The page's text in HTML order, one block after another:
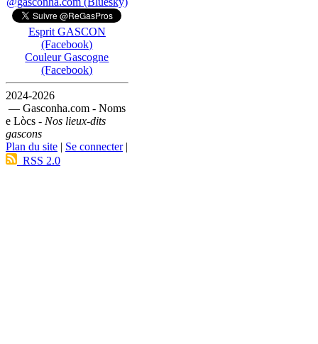
Esprit GASCON
(Facebook)
Couleur Gascogne
(Facebook)
2024-2026
— Gasconha.com - Noms
e Lòcs - Nos lieux-dits
gascons
Plan du site | Se connecter|
RSS 2.0